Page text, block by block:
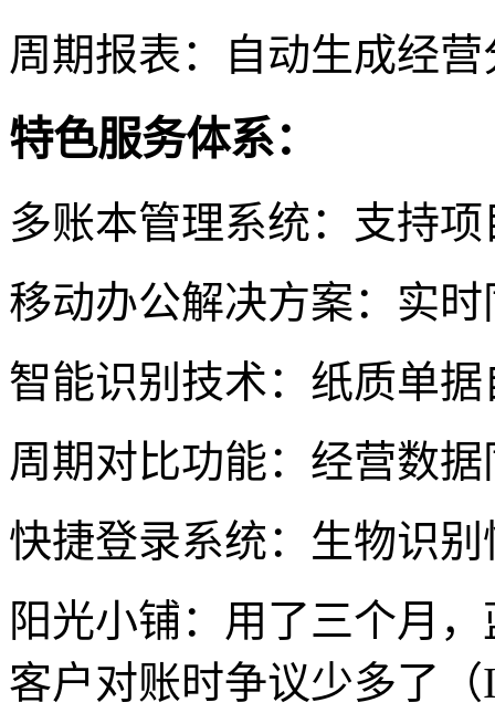
周期报表：自动生成经
特色服务体系：
多账本管理系统：支持
移动办公解决方案：实
智能识别技术：纸质单
周期对比功能：经营数
快捷登录系统：生物识
阳光小铺：用了三个月
客户对账时争议少多了